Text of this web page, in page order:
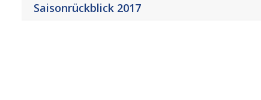
Saisonrückblick 2017